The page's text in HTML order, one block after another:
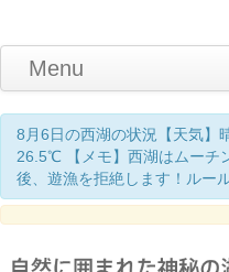
Menu
Home
釣り情報
マナーとお願い
クニマス展示館
漁協からのお知らせ
お問い合わせ
8月6日の西湖の状況【天気】
26.5℃ 【メモ】西湖はムーチ
後、遊漁を拒絶します！ルー